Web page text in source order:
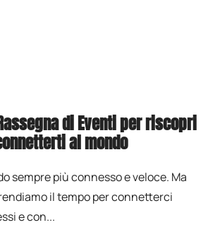
Rassegna di Eventi per riscopri
al mondo
sempre più connesso e veloce. Ma
il tempo per connetterci
e con...